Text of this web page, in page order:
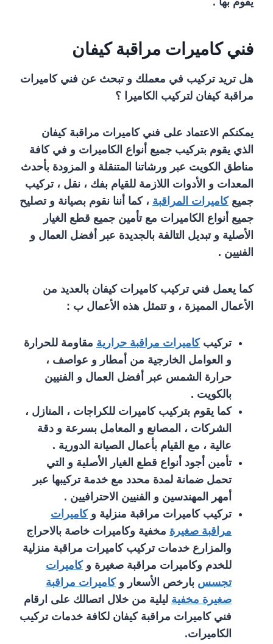
فني كاميرات مراقبة كيفان
هل تريد تركيب في معملك و تبحث عن فني كاميرات
مراقبة كيفان لتركيب الكاميرا ؟
يمكنكم الاعتماد على فني كاميرات مراقبة كيفان
الذي يقوم بتركيب جميع أنواع الكاميرات و في كافة
مناطق الكويت عبر ورشاتنا المتنقلة و المزودة بأحدث
المعدات و الأدوات اللازمة للقيام بفك ، نقل ، تركيب
جميعكاميرات المراقبة ، كما أننا نقوم بصيانة و تصليح
جميع أنواع الكاميرات مع تأمين جميع قطع الغيار
الأصلية و تبديل التالفة بالجديدة عبر أفضل العمال و
الفنيين .
كما يعمل فني تركيب كاميرات كيفان بالعديد من
الأعمال المميزة ، و تتمثل هذه الأعمال ب :
تركيبكاميرات مراقبة حرارية مقاومة للحرارة
و العوامل الخارجية من أمطار و عواصف ،
حرارة الشمس عبر أفضل العمال و الفنيين
بالكويت .
كما يقوم بتركيب كاميرات للكراجات ، المنازل ،
الشركات ، المصانع و المعامل بسرعة و دقة
عالية ، مع القيام بأعمال الصيانة الدورية .
تأمين أجود أنواع قطع الغيار الأصلية و التي
تحمل ضمانة لمدة محدد مع خدمة تركيبها عبر
أمهر المهندسين و الفنيين الاحترافيين .
تركيب كاميرات مراقبة منزلية وكاميرات
مراقبة صغيرة مخفية وكاميرات خاصة بالاحراج
والمزارع خدمات تركيب كاميرات مراقبة منزلية
للخدم وكاميرات مراقبة صغيرة وكاميرات
تجسس بارخص الأسعار وكاميرات مراقبة
صغيرة مخفية ليلية من خلال اتصالك على ارقام
فني كاميرات مراقبة كيفان لكافة خدمات تركيب
الكاميرات.